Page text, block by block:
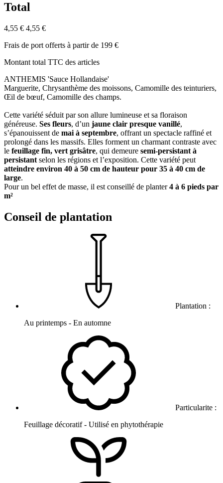
Total
4,55 € 4,55 €
Frais de port offerts à partir de 199 €
Montant total TTC des articles
ANTHEMIS 'Sauce Hollandaise'
Marguerite, Chrysanthème des moissons, Camomille des teinturiers,
Œil de bœuf, Camomille des champs.
Cette variété séduit par son allure lumineuse et sa floraison
généreuse. Ses fleurs, d’un jaune clair presque vanillé,
s’épanouissent de mai à septembre, offrant un spectacle raffiné et
prolongé dans les massifs. Elles forment un charmant contraste avec
le feuillage fin, vert grisâtre, qui demeure semi-persistant à
persistant selon les régions et l’exposition. Cette variété peut
atteindre environ 40 à 50 cm de hauteur pour 35 à 40 cm de
large.
Pour un bel effet de masse, il est conseillé de planter4 à 6 pieds par
m²
Conseil de plantation
Plantation :
Au printemps - En automne
Particularite :
Feuillage décoratif - Utilisé en phytothérapie